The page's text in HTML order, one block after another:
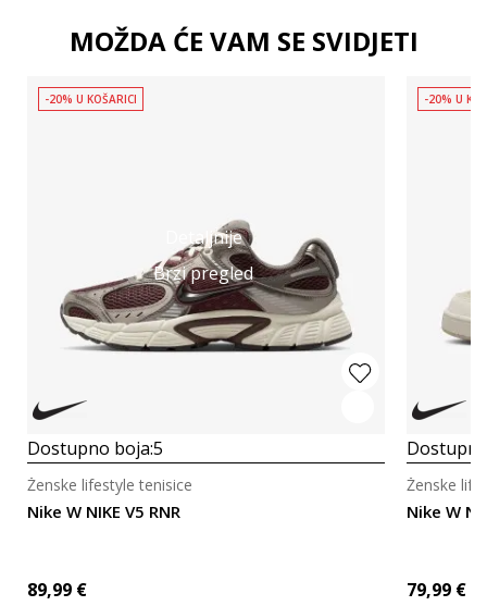
MOŽDA ĆE VAM SE SVIDJETI
Detaljnije
Brzi pregled
-20% U KOŠARICI
Dostupno boja:5
Nike W NIKE V5 RNR
Ženske lifestyle tenisice
89,99 €
-20% U
Nike W
Ženske
79,99 €